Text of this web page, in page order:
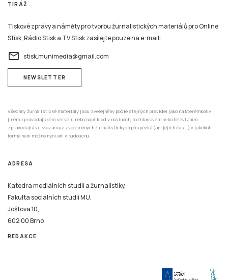
TIRÁŽ
Tiskové zprávy a náměty pro tvorbu žurnalistických materiálů pro Online
Stisk, Rádio Stisk a TV Stisk zasílejte pouze na e-mail:
email stisk.munimedia@gmail.com
NEWSLETTER
Všechny žurnalistické materiály jsou zveřejněny podle stejných pravidel jako na kterémkoliv
jiném zpravodajském serveru nebo například v novinách, rozhlasovém nebo televizním
zpravodajství. Mazání už zveřejněných žurnalistických příspěvků (ani jejich částí) v jakékoli
formě není možné nyní ani v budoucnu.
ADRESA
Katedra mediálních studií a žurnalistiky,
Fakulta sociálních studií MU,
Joštova 10,
602 00 Brno
REDAKCE